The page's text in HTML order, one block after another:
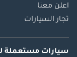
اعلن معنا
تجار السيارات
سيارات مستعملة